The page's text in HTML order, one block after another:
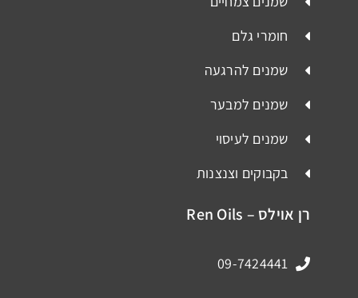
חומרי גלם
שמנים להרגעה
שמנים למבער
שמנים לעיסוי
בקבוקים וצנצנות
רן אוילס – Ren Oils
09-7424441